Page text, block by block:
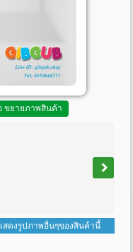
ขยายภาพสินค้า
สดงรูปภาพอื่นๆของสินค้านี้